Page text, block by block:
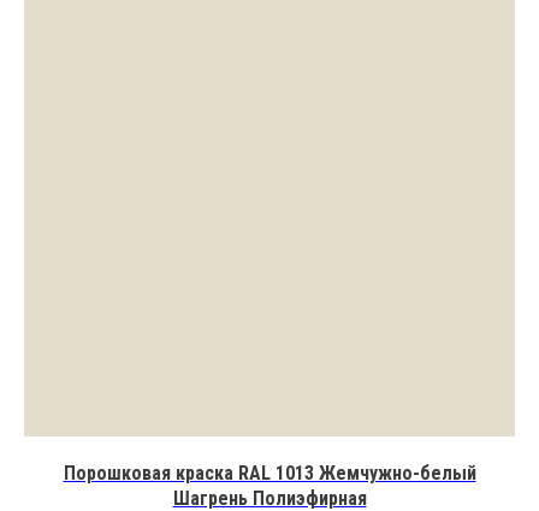
Порошковая краска RAL 1013 Жемчужно-белый
Шагрень Полиэфирная